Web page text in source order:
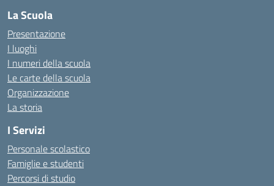
La Scuola
Presentazione
I luoghi
I numeri della scuola
Le carte della scuola
Organizzazione
La storia
I Servizi
Personale scolastico
Famiglie e studenti
Percorsi di studio